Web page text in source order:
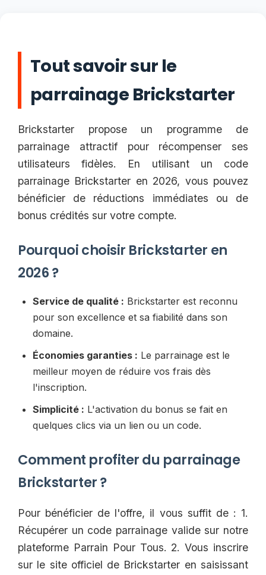
Tout savoir sur le
parrainage Brickstarter
Brickstarter propose un programme de
parrainage attractif pour récompenser ses
utilisateurs fidèles. En utilisant un code
parrainage Brickstarter en 2026, vous pouvez
bénéficier de réductions immédiates ou de
bonus crédités sur votre compte.
Pourquoi choisir Brickstarter en
2026 ?
Service de qualité : Brickstarter est reconnu
pour son excellence et sa fiabilité dans son
domaine.
Économies garanties : Le parrainage est le
meilleur moyen de réduire vos frais dès
l'inscription.
Simplicité : L'activation du bonus se fait en
quelques clics via un lien ou un code.
Comment profiter du parrainage
Brickstarter ?
Pour bénéficier de l'offre, il vous suffit de : 1.
Récupérer un code parrainage valide sur notre
plateforme Parrain Pour Tous. 2. Vous inscrire
sur le site officiel de Brickstarter en saisissant